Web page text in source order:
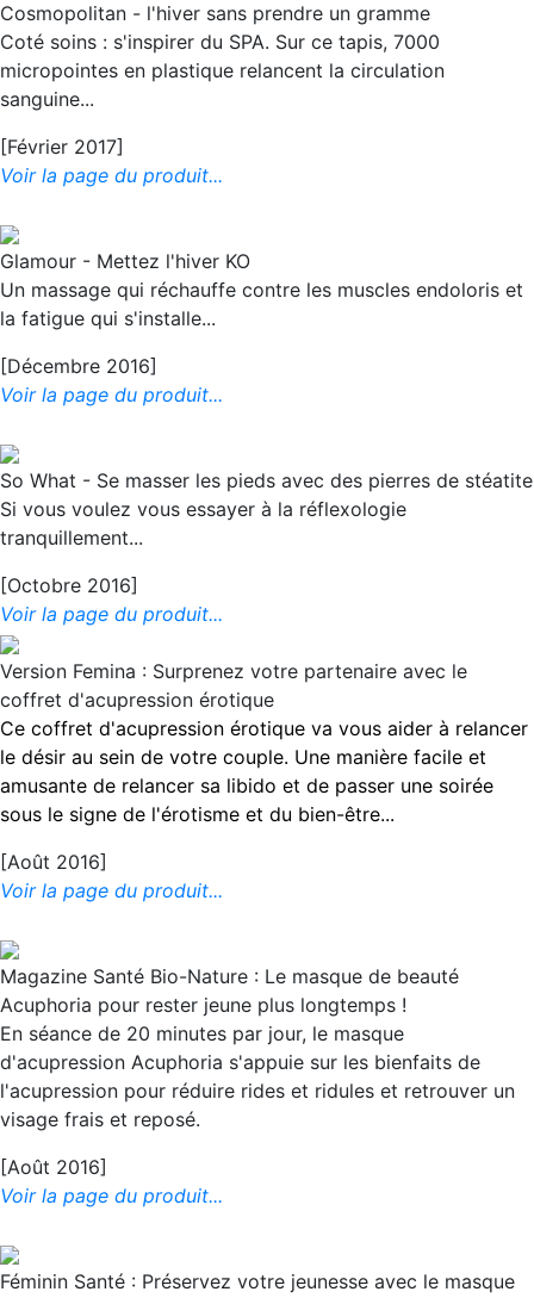
Cosmopolitan - l'hiver sans prendre un gramme
Coté soins : s'inspirer du SPA. Sur ce tapis, 7000
micropointes en plastique relancent la circulation
sanguine...
[Février 2017]
Voir la page du produit...
Glamour - Mettez l'hiver KO
Un massage qui réchauffe contre les muscles endoloris et
la fatigue qui s'installe...
[Décembre 2016]
Voir la page du produit...
So What - Se masser les pieds avec des pierres de stéatite
Si vous voulez vous essayer à la réflexologie
tranquillement...
[Octobre 2016]
Voir la page du produit...
Version Femina : Surprenez votre partenaire avec le
coffret d'acupression érotique
Ce coffret d'acupression érotique va vous aider à relancer
le désir au sein de votre couple. Une manière facile et
amusante de relancer sa libido et de passer une soirée
sous le signe de l'érotisme et du bien-être...
[Août 2016]
Voir la page du produit...
Magazine Santé Bio-Nature : Le masque de beauté
Acuphoria pour rester jeune plus longtemps !
En séance de 20 minutes par jour, le masque
d'acupression Acuphoria s'appuie sur les bienfaits de
l'acupression pour réduire rides et ridules et retrouver un
visage frais et reposé.
[Août 2016]
Voir la page du produit...
Féminin Santé : Préservez votre jeunesse avec le masque